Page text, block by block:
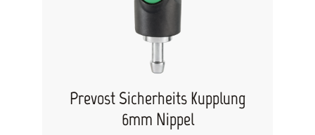
Prevost Sicherheits Kupplung
6mm Nippel